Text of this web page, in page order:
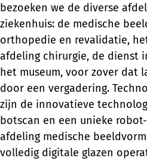
bezoeken we de diverse
ziekenhuis: de medische
orthopedie en revalidatie,
afdeling chirurgie, de dienst
het museum, voor zover dat
door een vergadering.
zijn de innovatieve
botscan en een unieke
afdeling medische
volledig digitale glazen